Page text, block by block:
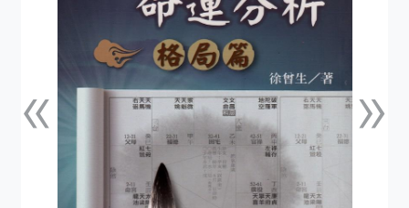
«上一張 »下一